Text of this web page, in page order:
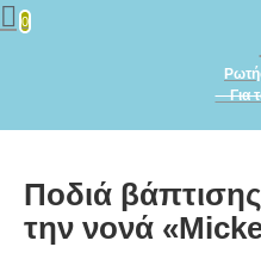
0
Για
Ποδιά
την νονά